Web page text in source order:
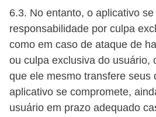
6.3. No entanto, o aplicativo
responsabilidade por culpa
como em caso de ataque de
ou culpa exclusiva do usuário,
que ele mesmo transfere seus
aplicativo se compromete,
usuário em prazo adequado